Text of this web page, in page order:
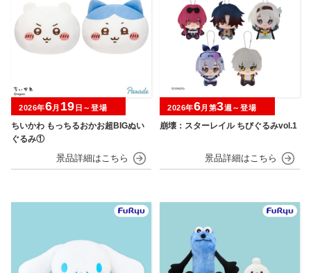
ちいかわ もっちるおかお超BIGぬい
ぐるみ①
2026年6月 19 日～登場
崩壊：スターレイル ちびぐるみvol.1
2026年6月第3週～登場